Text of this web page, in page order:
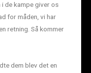
de kampe giver os
for måden, vi har
retning. Så kommer
dem blev det en